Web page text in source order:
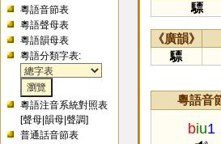
粵語音節表
粵語聲母表
粵語韻母表
粵語分類字表:
粵語注音系統對照表
[聲母 |韻母 |聲調]
普通話音節表
驃
《廣韻》
驃
粵語音
biu1